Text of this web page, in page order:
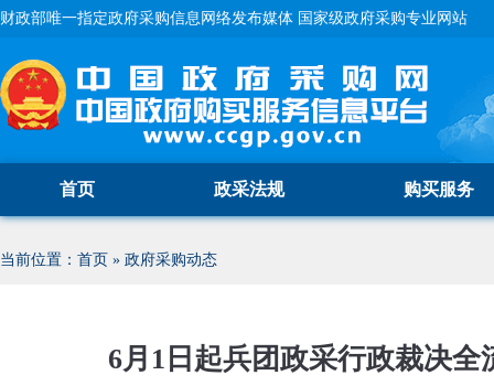
财政部唯一指定政府采购信息网络发布媒体 国家级政府采购专业网站
首页 政采法规 购买服务
当前位置： 首页 » 政府采购动态
6月1日起兵团政采行政裁决全